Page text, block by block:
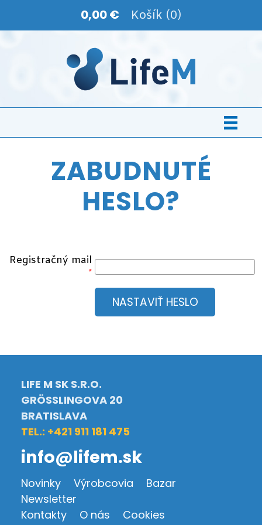
0,00 € Košík (0)
ZABUDNUTÉ
HESLO?
Registračný mail
NASTAVIŤ HESLO
LIFE M SK S.R.O.
GRÖSSLINGOVA 20
BRATISLAVA
TEL.: +421 911 181 475
info@lifem.sk
Novinky Výrobcovia
Bazar
Newsletter
Kontakty
O nás
Cookies